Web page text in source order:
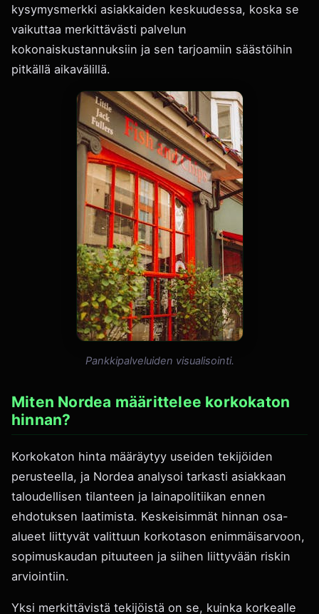
kysymysmerkki asiakkaiden keskuudessa, koska se
vaikuttaa merkittävästi palvelun
kokonaiskustannuksiin ja sen tarjoamiin säästöihin
pitkällä aikavälillä.
Pankkipalveluiden visualisointi.
Miten Nordea määrittelee korkokaton
hinnan?
Korkokaton hinta määräytyy useiden tekijöiden
perusteella, ja Nordea analysoi tarkasti asiakkaan
taloudellisen tilanteen ja lainapolitiikan ennen
ehdotuksen laatimista. Keskeisimmät hinnan osa-
alueet liittyvät valittuun korkotason enimmäisarvoon,
sopimuskaudan pituuteen ja siihen liittyvään riskin
arviointiin.
Yksi merkittävistä tekijöistä on se, kuinka korkealle